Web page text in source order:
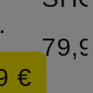
€